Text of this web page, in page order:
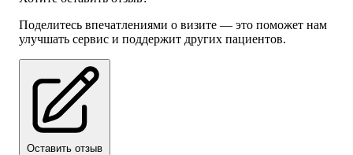
Поделитесь впечатлениями о визите — это поможет нам
улучшать сервис и поддержит других пациентов.
Оставить отзыв